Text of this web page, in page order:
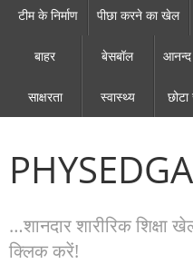
टीम के निर्माण पीछा करने का खेल
बाहर बेसबॉल
साक्षरता स्वास्थ्य
…शानदार शारीरिक शिक्षा
क्लिक करें!